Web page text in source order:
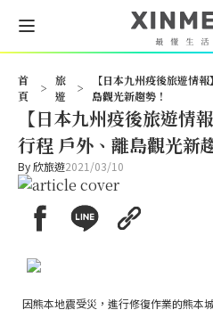
首
頁
>
旅
遊
>
【日本九州疫後旅遊情
島觀光新趨勢！
【日本九州疫後旅遊情
行程 戶外、離島觀光新
By欣旅遊2021/03/10
因熊本地震受災，進行修復作業的熊本